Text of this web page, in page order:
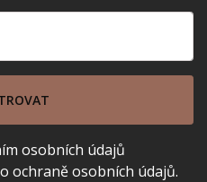
osobních údajů
ochraně osobních údajů.